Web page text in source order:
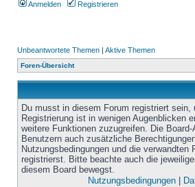
Anmelden Registrieren
Unbeantwortete Themen | Aktive Themen
Foren-Übersicht
Du musst in diesem Forum registriert
Registrierung ist in wenigen Augenblicken
weitere Funktionen zuzugreifen. Die
Benutzern auch zusätzliche
Nutzungsbedingungen und die verwandten
registrierst. Bitte beachte auch die
diesem Board bewegst.
Nutzungsbedingungen|